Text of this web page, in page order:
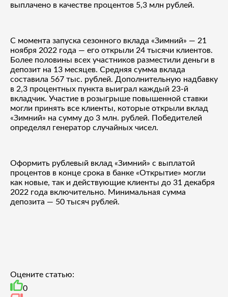
выплачено в качестве процентов 5,3 млн рублей.
С момента запуска сезонного вклада «Зимний» — 21
ноября 2022 года — его открыли 24 тысячи клиентов.
Более половины всех участников разместили деньги в
депозит на 13 месяцев. Средняя сумма вклада
составила 567 тыс. рублей. Дополнительную надбавку
в 2,3 процентных пункта выиграл каждый 23-й
вкладчик. Участие в розыгрыше повышенной ставки
могли принять все клиенты, которые открыли вклад
«Зимний» на сумму до 3 млн. рублей. Победителей
определял генератор случайных чисел.
Оформить рублевый вклад «Зимний» с выплатой
процентов в конце срока в банке «Открытие» могли
как новые, так и действующие клиенты до 31 декабря
2022 года включительно. Минимальная сумма
депозита — 50 тысяч рублей.
Оцените статью:
0